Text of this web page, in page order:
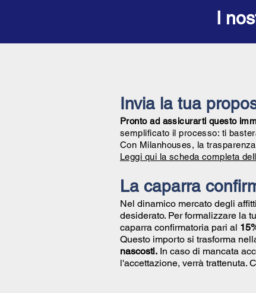
I
Invia la tua
Pronto ad assicurarti questo
semplificato il processo: ti
Con Milanhouses, la
Leggi qui la scheda completa
La caparra
Nel dinamico mercato degli
desiderato. Per formalizzare la
caparra confirmatoria pari al
Questo importo si trasforma
nascosti. In caso di mancata
l'accettazione, verrà trattenuta.